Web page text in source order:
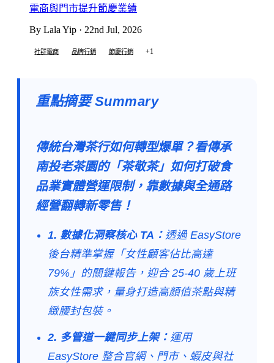
電商與門市提升節慶業績
By Lala Yip · 22nd Jul, 2026
社群電商 品牌行銷 節慶行銷 +1
重點摘要 Summary
傳統台灣茶行如何轉型爆單？看傳承
南投老茶園的「茶敬茶」如何打破食
品業實體營運限制，靠數據與全通路
經營翻轉新零售！
1. 數據化洞察核心 TA： 透過 EasyStore
後台精準掌握「女性顧客佔比高達
79%」的關鍵報告，迎合 25-40 歲上班
族女性需求，量身打造高顏值茶點與精
緻腰封包裝。
2. 多管道一鍵同步上架： 運用
EasyStore 整合官網、門市、蝦皮與社